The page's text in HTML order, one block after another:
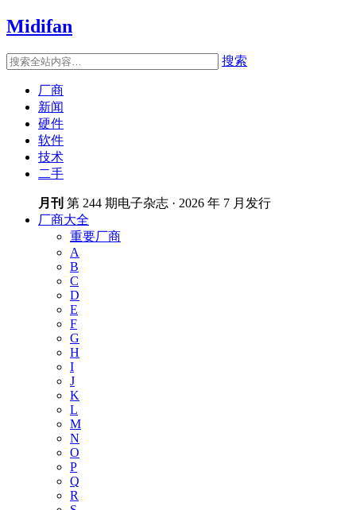
Midifan
搜索
厂商
新闻
硬件
软件
技术
二手
月刊 第 244 期电子杂志 · 2026 年 7 月发行
厂商大全
重要厂商
A
B
C
D
E
F
G
H
I
J
K
L
M
N
O
P
Q
R